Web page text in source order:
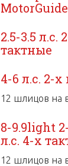
MotorGuide
2.5-3.5 л.с.
тактные
4-6 л.с. 2-
12 шлицов на
8-9.9light
л.с. 4-х
12 шлицов на